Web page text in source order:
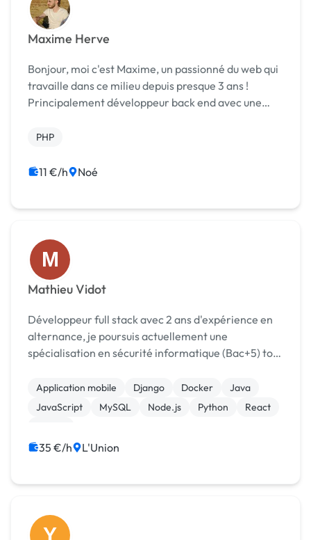
Maxime Herve
Bonjour, moi c'est Maxime, un passionné du web qui
travaille dans ce milieu depuis presque 3 ans !
Principalement développeur back end avec une
SQL et les framework PHP en général !
PHP
11 €/h Noé
M
Mathieu Vidot
Développeur full stack avec 2 ans d'expérience en
alternance, je poursuis actuellement une
spécialisation en sécurité informatique (Bac+5) tout
chez Airbus. Je conçois des applications web et
mobile...
Application mobile Django Docker
Java
JavaScript
MySQL Node.js Python
React
35 €/h L'Union
Y